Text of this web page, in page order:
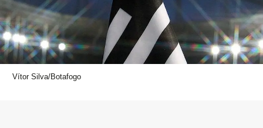
Vítor Silva/Botafogo